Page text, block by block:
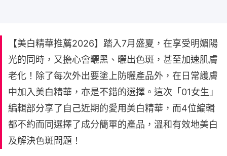
【美白精華推薦2026】踏入7月盛夏，在享受明媚陽
光的同時，又擔心會曬黑、曬出色斑，甚至加速肌膚
老化！除了每次外出要塗上防曬產品外，在日常護膚
中加入美白精華，亦是不錯的選擇。這次「01女生」
編輯部分享了自己近期的愛用美白精華，而4位編輯
都不約而同選擇了成分簡單的產品，溫和有效地美白
及解決色斑問題！